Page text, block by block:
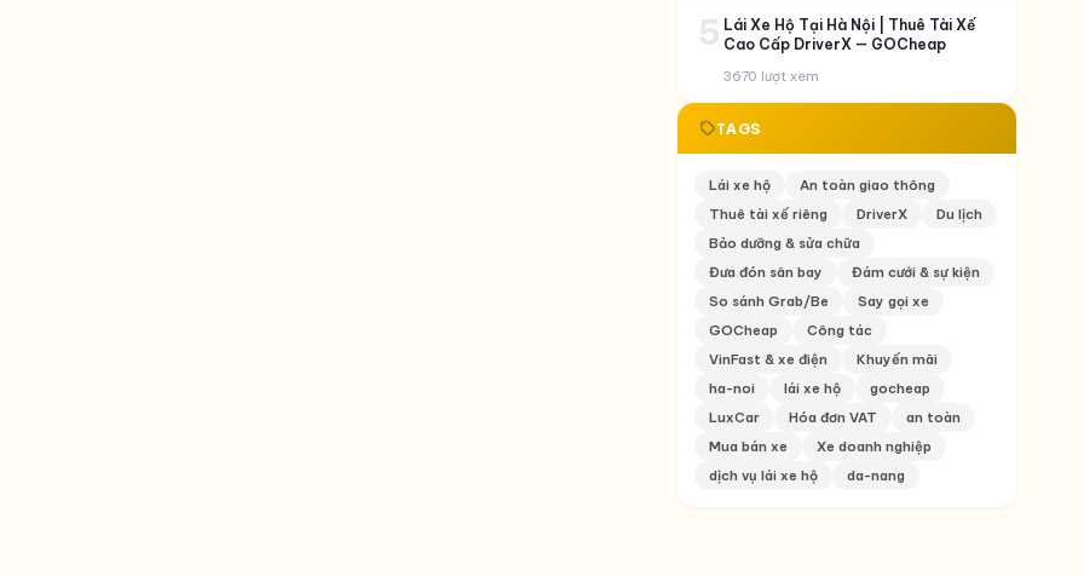
5 Lái Xe Hộ Tại Hà Nội | Thuê Tài Xế
Cao Cấp DriverX — GOCheap
3670 lượt xem
TAGS
Lái xe hộ
An toàn giao thông
Thuê tài xế riêng
DriverX
Du lịch
Bảo dưỡng & sửa chữa
Đưa đón sân bay
Đám cưới & sự kiện
So sánh Grab/Be
Say gọi xe
GOCheap
Công tác
VinFast & xe điện
Khuyến mãi
ha-noi
lái xe hộ
gocheap
LuxCar
Hóa đơn VAT
an toàn
Mua bán xe
Xe doanh nghiệp
dịch vụ lái xe hộ
da-nang